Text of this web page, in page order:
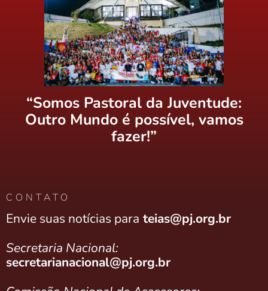
“Somos Pastoral da Juventude:
Outro Mundo é possível, vamos
fazer!”
CONTATO
Envie suas notícias para teias@pj.org.br
Secretaria Nacional:
secretarianacional@pj.org.br